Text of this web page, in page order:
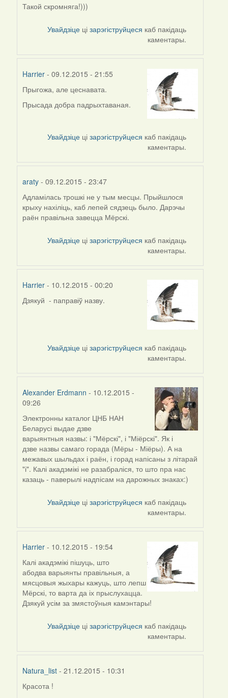
reply
Такой скромняга!)))
Увайдзіце цізарэгіструйцеся каб пакідаць
каментары.
Harrier - 09.12.2015 - 21:55
In
reply
Yavorets
Прыгожа, але цеснавата.
Прысада добра падрыхтаваная.
Увайдзіце цізарэгіструйцеся каб пакідаць
каментары.
araty - 09.12.2015 - 23:47
Адламілась трошкі не у тым месцы. Прыйшлося
крыху нахіліць, каб лепей сядзець было. Дарэчы
раён правільна завецца Мёрскі.
Увайдзіце цізарэгіструйцеся каб пакідаць
каментары.
Harrier - 10.12.2015 - 00:20
In
Дзякуй - паправіў назву.
Увайдзіце цізарэгіструйцеся каб пакідаць
каментары.
Alexander Erdmann - 10.12.2015 -
09:26
In
reply
to
by
Harrier
Электронны каталог ЦНБ НАН
Беларусі выдае дзве
варыянтныя назвы: і "Мёрскі", і "Міёрскі". Як і
дзве назвы самаго горада (Мёры - Міёры). А на
межавых шыльдах і раён, і горад напісаны з літарай
"і". Калі акадэмікі не разабраліся, то што пра нас
казаць - паверылі надпісам на дарожных знаках:)
Увайдзіце цізарэгіструйцеся каб пакідаць
каментары.
Harrier - 10.12.2015 - 19:54
In
reply
to
by
Alexander
Калі акадэмікі пішуць, што
абодва варыянты правільныя, а
мясцовыя жыхары кажуць, што лепш
Мёрскі, то варта да іх прыслухацца.
Дзякуй усім за змястоўныя камэнтары!
Увайдзіце цізарэгіструйцеся каб пакідаць
каментары.
Natura_list - 21.12.2015 - 10:31
In
Красота !